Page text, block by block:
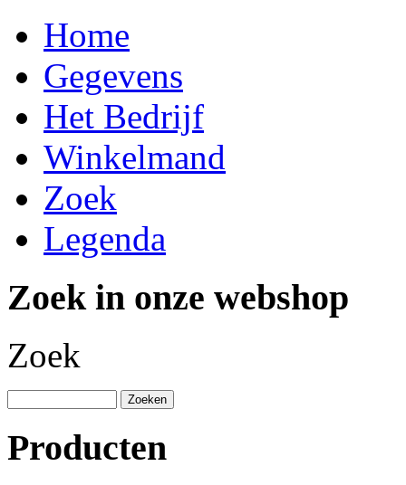
Home
Gegevens
Het Bedrijf
Winkelmand
Zoek
Legenda
Zoek in onze webshop
Zoek
Producten